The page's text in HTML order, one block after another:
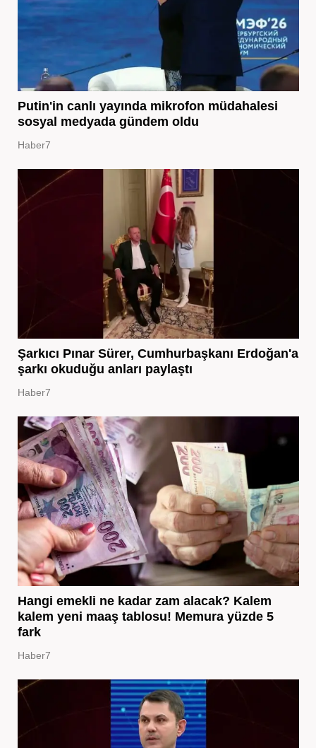
Putin'in canlı yayında mikrofon müdahalesi
sosyal medyada gündem oldu
Haber7
Şarkıcı Pınar Sürer, Cumhurbaşkanı Erdoğan'a
şarkı okuduğu anları paylaştı
Haber7
Hangi emekli ne kadar zam alacak? Kalem
kalem yeni maaş tablosu! Memura yüzde 5
fark
Haber7